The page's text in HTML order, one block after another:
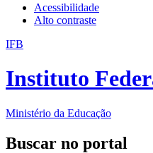
Acessibilidade
Alto contraste
IFB
Instituto
Ministério da Educação
Buscar no portal